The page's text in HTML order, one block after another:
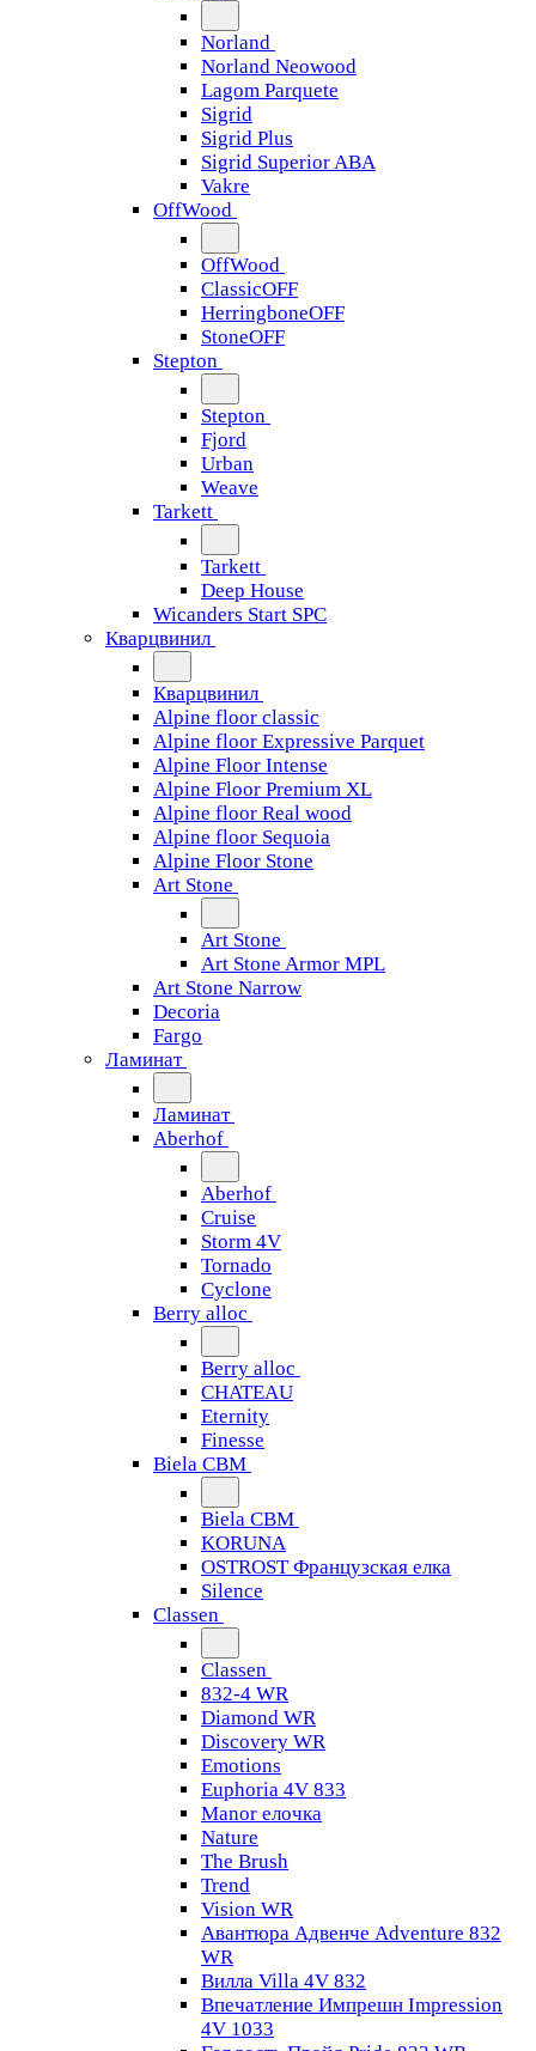
Norland
Norland Neowood
Lagom Parquete
Sigrid
Sigrid Plus
Sigrid Superior ABA
Vakre
OffWood
OffWood
ClassicOFF
HerringboneOFF
StoneOFF
Stepton
Stepton
Fjord
Urban
Weave
Tarkett
Tarkett
Deep House
Wicanders Start SPC
Кварцвинил
Кварцвинил
Alpine floor classic
Alpine floor Expressive Parquet
Alpine Floor Intense
Alpine Floor Premium XL
Alpine floor Real wood
Alpine floor Sequoia
Alpine Floor Stone
Art Stone
Art Stone
Art Stone Armor MPL
Art Stone Narrow
Decoria
Fargo
Ламинат
Ламинат
Aberhof
Aberhof
Cruise
Storm 4V
Tornado
Сyclone
Berry alloc
Berry alloc
CHATEAU
Eternity
Finesse
Biela CBM
Biela CBM
KORUNA
OSTROST Французская елка
Silence
Classen
Classen
832-4 WR
Diamond WR
Discovery WR
Emotions
Euphoria 4V 833
Manor елочка
Nature
The Brush
Trend
Vision WR
Авантюра Адвенче Adventure 832
WR
Вилла Villa 4V 832
Впечатление Импрешн Impression
4V 1033